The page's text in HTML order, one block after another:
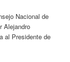
Nacional de
Alejandro
al Presidente de